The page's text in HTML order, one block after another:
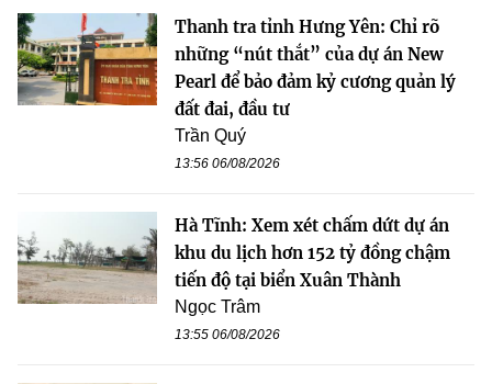
Thanh tra tỉnh Hưng Yên: Chỉ rõ
những “nút thắt” của dự án New
Pearl để bảo đảm kỷ cương quản lý
đất đai, đầu tư
Trần Quý
13:56 06/08/2026
Hà Tĩnh: Xem xét chấm dứt dự án
khu du lịch hơn 152 tỷ đồng chậm
tiến độ tại biển Xuân Thành
Ngọc Trâm
13:55 06/08/2026